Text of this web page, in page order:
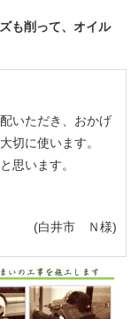
も削って、オイル
いただき、おかげ
切に使います。
思います。
(白井市 Ｎ様)